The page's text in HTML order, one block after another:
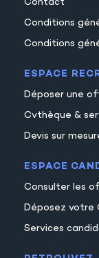
Contact
Conditions
Conditions
ESPACE
Déposer une
Cvthèque &
Devis sur
ESPACE
Consulter les
Déposez votre
Services